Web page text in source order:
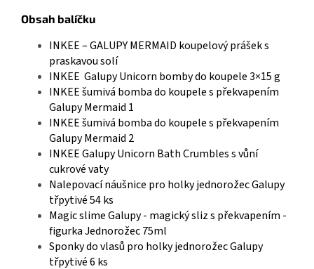
Obsah balíčku
INKEE – GALUPY MERMAID koupelový prášek s
praskavou solí
INKEE Galupy Unicorn bomby do koupele 3×15 g
INKEE šumivá bomba do koupele s překvapením
Galupy Mermaid 1
INKEE šumivá bomba do koupele s překvapením
Galupy Mermaid 2
INKEE Galupy Unicorn Bath Crumbles s vůní
cukrové vaty
Nalepovací náušnice pro holky jednorožec Galupy
třpytivé 54 ks
Magic slime Galupy - magický sliz s překvapením -
figurka Jednorožec 75ml
Sponky do vlasů pro holky jednorožec Galupy
třpytivé 6 ks